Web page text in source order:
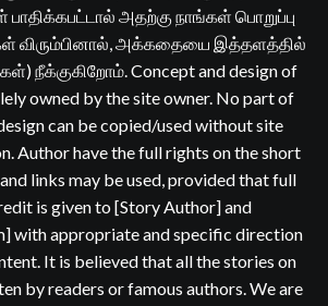
பாதிக்கபட்டால் அதற்கு நாங்கள் பொறுப்பு
விரும்பினால், அக்கதையை இத்தளத்தில்
நீக்குகிறோம். Concept and design of
owned by the site owner. No part of
can be copied/used without site
Author have the full rights on the short
links may be used, provided that full
is given to [Story Author] and
with appropriate and specific direction
It is believed that all the stories on
by readers or famous authors. We are